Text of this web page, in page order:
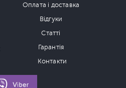
Оплата і доставка
Відгуки
Статті
Гарантія
Контакти